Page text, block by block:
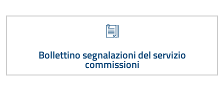
Bollettino segnalazioni del servizio
commissioni